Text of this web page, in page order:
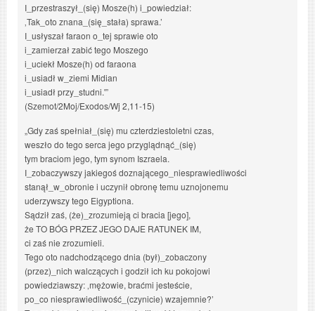
I_przestraszył_(się) Mosze(h) i_powiedział:
‚Tak_oto znana_(się_stała) sprawa.’
I_usłyszał faraon o_tej sprawie oto
i_zamierzał zabić tego Moszego
i_uciekł Mosze(h) od faraona
i_usiadł w_ziemi Midian
i_usiadł przy_studni.'”
(Szemot/2Moj/Exodos/Wj 2,11-15)
„Gdy zaś spełniał_(się) mu czterdziestoletni czas,
weszło do tego serca jego przyglądnąć_(się)
tym braciom jego, tym synom Iszraela.
I_zobaczywszy jakiegoś doznającego_niesprawiedliwości
stanął_w_obronie i uczynił obronę temu uznojonemu
uderzywszy tego Eigyptiona.
Sądził zaś, (że)_zrozumieją ci bracia [jego],
że TO BÓG PRZEZ JEGO DAJE RATUNEK IM,
ci zaś nie zrozumieli.
Tego oto nadchodzącego dnia (był)_zobaczony
(przez)_nich walczących i godził ich ku pokojowi
powiedziawszy: ‚mężowie, braćmi jesteście,
po_co niesprawiedliwość_(czynicie) wzajemnie?’